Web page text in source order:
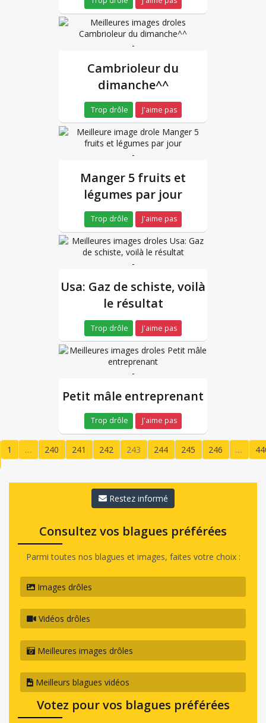
-
Cambrioleur du
dimanche^^
Trop drôle J'aime pas
-
Manger 5 fruits et
légumes par jour
Trop drôle J'aime pas
-
Usa: Gaz de schiste, voilà
le résultat
Trop drôle J'aime pas
-
Petit mâle entreprenant
Trop drôle J'aime pas
1 … 240 241 242
243
244 245 246 …
Restez informé
Consultez vos blagues préférées
Parmi toutes nos blagues et images, faites votre choix :
Images drôles
Vidéos drôles
Meilleures images drôles
Meilleurs blagues vidéos
Votez pour vos blagues préférées